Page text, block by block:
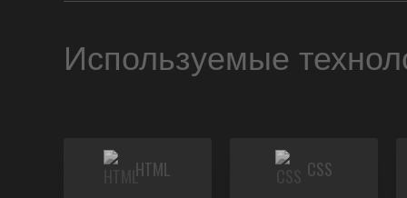
Используемые
HTML CSS